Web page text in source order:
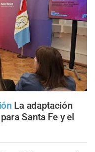
La adaptación
Santa Fe y el